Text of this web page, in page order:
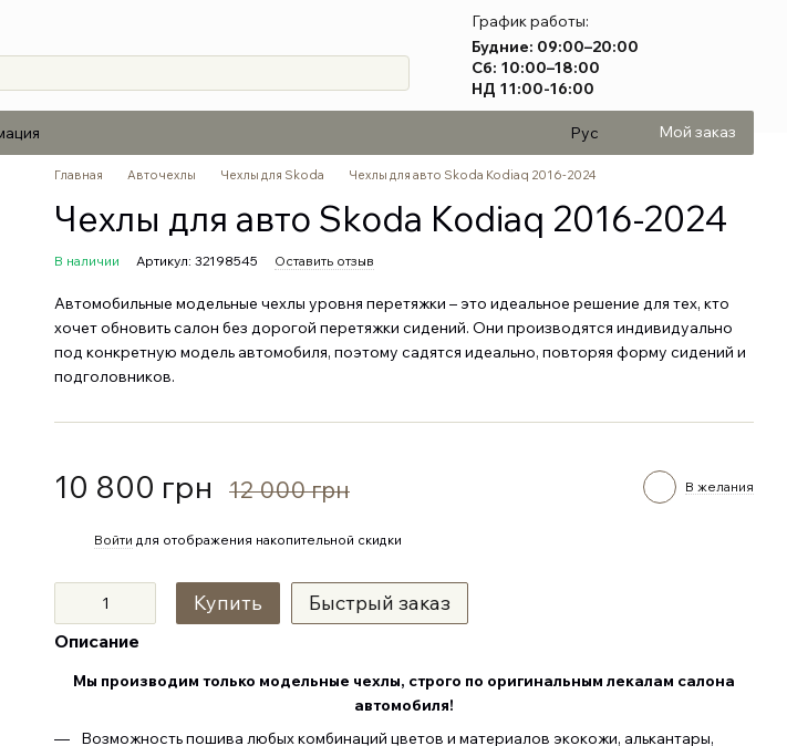
График работы:
Будние: 09:00–20:00
Сб: 10:00–18:00
НД 11:00-16:00
Рус Мой заказ
Главная Авточехлы Чехлы для Skoda Чехлы для авто Skoda Kodiaq 2016-2024
Чехлы для авто Skoda Kodiaq 2016-2024
В наличии Артикул: 32198545 Оставить отзыв
Автомобильные модельные чехлы уровня перетяжки – это идеальное решение для тех, кто
хочет обновить салон без дорогой перетяжки сидений. Они производятся индивидуально
под конкретную модель автомобиля, поэтому садятся идеально, повторяя форму сидений и
подголовников.
10 800 грн 12 000 грн В желания
Войти для отображения накопительной скидки
Купить Быстрый заказ
Описание
Мы производим только модельные чехлы, строго по оригинальным лекалам салона
автомобиля!
Возможность пошива любых комбинаций цветов и материалов экокожи, алькантары,